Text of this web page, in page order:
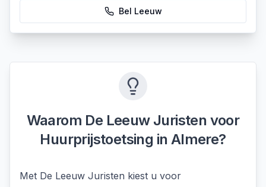
Bel Leeuw
Waarom De Leeuw Juristen voor
Huurprijstoetsing in Almere?
Met De Leeuw Juristen kiest u voor